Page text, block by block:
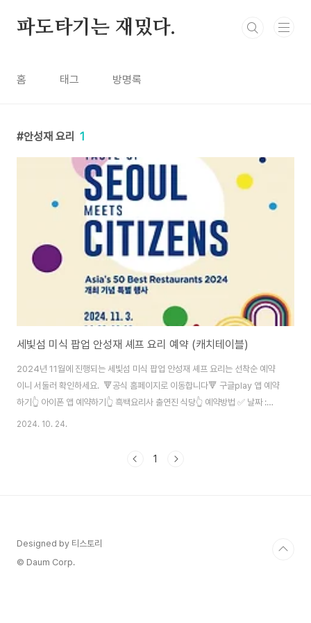
파도타기는 재밌다.
홈 태그 방명록
안성재 요리 1
세빛섬 미식 팝업 안성재 셰프 요리 예약 (캐치테이블)
2024년 11월에 진행되는 세빛섬 미식 팝업 안성재 셰프 요리는 선착순 예약
이니 서둘러 확인하세요. 🔻공식 홈페이지로 이동합니다🔻 구글play 앱 예약
하기👆 아이폰 앱 예약하기👆 흑백요리사 출연진 식당👆 예약방법 ✅ 날짜 :
2024. 11월 3일(일)✅ 시간: 16:00 ~ 20:00✅ 장소: 세빛섬✅ 인원: 150
약 방법: 2024년 10월 28일(월) 오후 2시 캐치테이블 앱을 통해 모집 며칠
2024. 10. 24.
1
Designed by 티스토리
© Daum Corp.